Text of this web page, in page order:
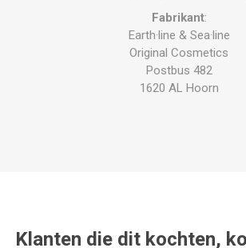
Fabrikant:
Earth·line & Sea·line
Original Cosmetics
Postbus 482
1620 AL Hoorn
Klanten die dit kochten,